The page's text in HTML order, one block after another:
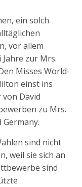
ein solch
vor allem
zur Mrs.
Misses World-
einst ins
David
zu Mrs.
sind nicht
weil sie sich an
sind